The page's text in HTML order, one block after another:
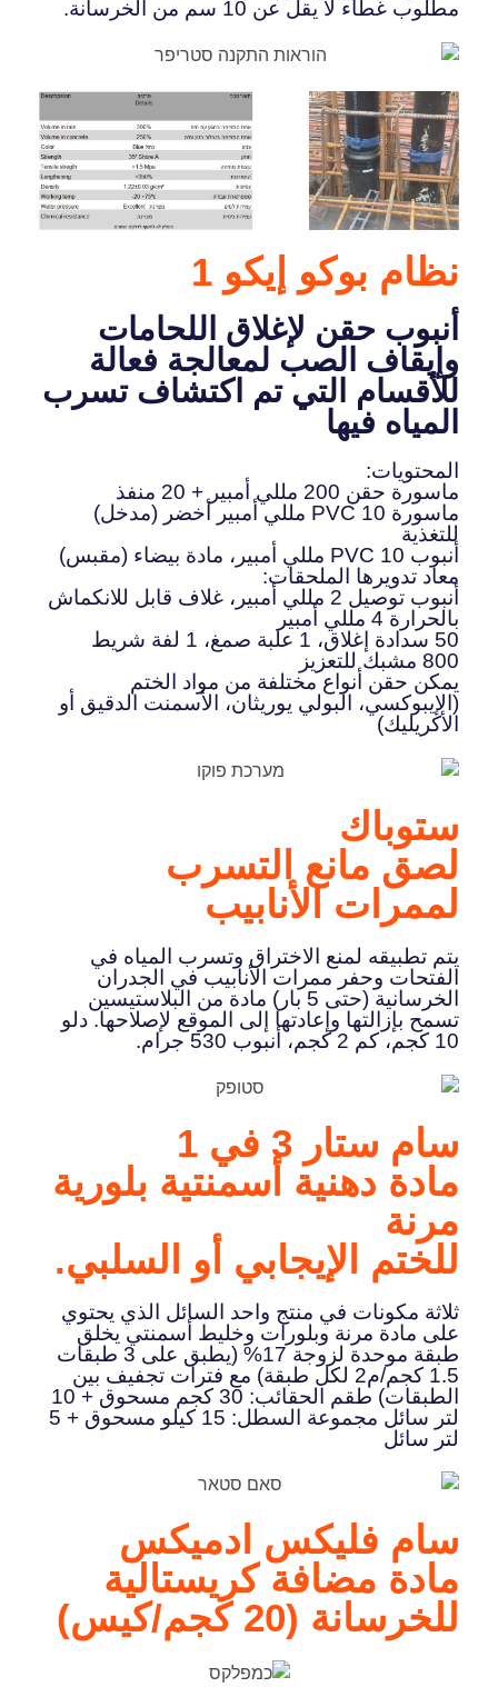
مطلوب غطاء لا يقل عن 10 سم من الخرسانة.
نظام بوكو إيكو 1
أنبوب حقن لإغلاق اللحامات
وإيقاف الصب لمعالجة فعالة
للأقسام التي تم اكتشاف تسرب
المياه فيها
المحتويات:
ماسورة حقن 200 مللي أمبير + 20 منفذ
ماسورة PVC 10 مللي أمبير أخضر (مدخل)
للتغذية
أنبوب PVC 10 مللي أمبير، مادة بيضاء (مقبس)
معاد تدويرها الملحقات:
أنبوب توصيل 2 مللي أمبير، غلاف قابل للانكماش
بالحرارة 4 مللي أمبير
50 سدادة إغلاق، 1 علبة صمغ، 1 لفة شريط
800 مشبك للتعزيز
يمكن حقن أنواع مختلفة من مواد الختم
(الإيبوكسي، البولي يوريثان، الأسمنت الدقيق أو
الأكريليك)
ستوباك
لصق مانع التسرب
لممرات الأنابيب
يتم تطبيقه لمنع الاختراق وتسرب المياه في
الفتحات وحفر ممرات الأنابيب في الجدران
الخرسانية (حتى 5 بار) مادة من البلاستيسين
تسمح بإزالتها وإعادتها إلى الموقع لإصلاحها. دلو
10 كجم، كم 2 كجم، أنبوب 530 جرام.
سام ستار 3 في 1
مادة دهنية أسمنتية بلورية
مرنة
للختم الإيجابي أو السلبي.
ثلاثة مكونات في منتج واحد السائل الذي يحتوي
على مادة مرنة وبلورات وخليط أسمنتي يخلق
طبقة موحدة لزوجة 17% (يطبق على 3 طبقات
1.5 كجم/م2 لكل طبقة) مع فترات تجفيف بين
الطبقات) طقم الحقائب: 30 كجم مسحوق + 10
لتر سائل مجموعة السطل: 15 كيلو مسحوق + 5
لتر سائل
سام فليكس ادميكس
مادة مضافة كريستالية
للخرسانة (20 كجم/كيس)